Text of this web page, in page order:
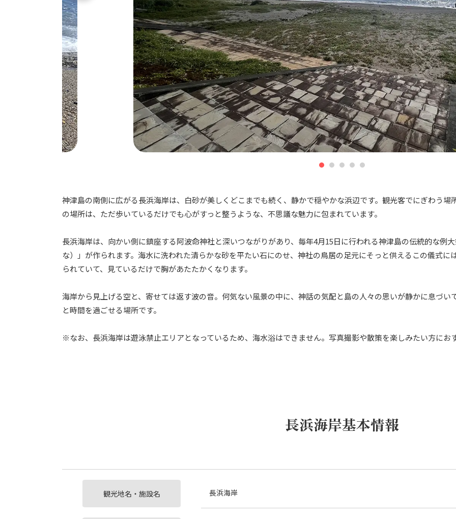
神津島の南側に広がる長浜海岸は、白砂が美しくどこまでも続く、静かで穏やかな浜辺です。観光客でにぎわう
の場所は、ただ歩いているだけでも心がすっと整うような、不思議な魅力に包まれています。
長浜海岸は、向かい側に鎮座する阿波命神社と深いつながりがあり、毎年4月15日に行われる神津島の伝統的な例
な）」が作られます。海水に洗われた清らかな砂を平たい石にのせ、神社の鳥居の足元にそっと供えるこの儀式
られていて、見ているだけで胸があたたかくなります。
海岸から見上げる空と、寄せては返す波の音。何気ない風景の中に、神話の気配と島の人々の思いが静かに息づ
と時間を過ごせる場所です。
※なお、長浜海岸は遊泳禁止エリアとなっているため、海水浴はできません。写真撮影や散策を楽しみたい方にお
長浜海岸基本情報
観光地名・施設名 長浜海岸